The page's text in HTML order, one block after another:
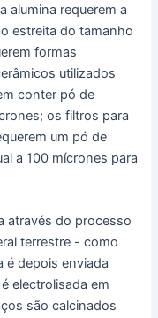
alumina requerem a
estreita do tamanho
formas
utilizados
conter pó de
os filtros para
um pó de
a 100 mícrones para
através do processo
terrestre - como
é depois enviada
electrolisada em
são calcinados